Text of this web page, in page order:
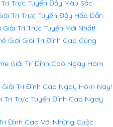
Trực Tuyến Đầy Màu Sắc
Trí Trực Tuyến Đầy Hấp Dẫn
Trí Trực Tuyến Mới Nhất!
Giới Giải Trí Đỉnh Cao Cùng
Giải Trí Đỉnh Cao Ngay Hôm
Trí Đỉnh Cao Ngay Hôm Nay!
Trí Trực Tuyến Đỉnh Cao Ngay
Đỉnh Cao Với Những Cuộc